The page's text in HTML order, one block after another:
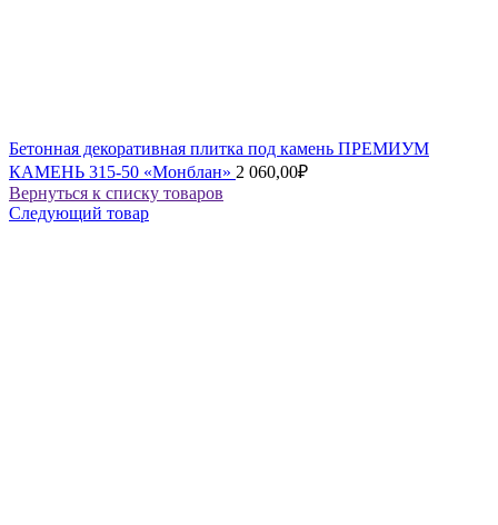
Бетонная декоративная плитка под камень ПРЕМИУМ
КАМЕНЬ 315-50 «Монблан» 2 060,00₽
Вернуться к списку товаров
Следующий товар